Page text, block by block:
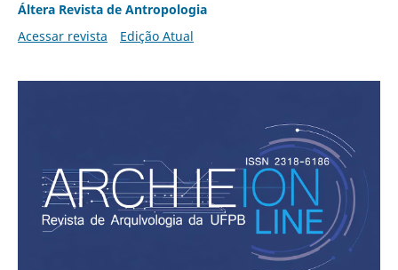
Áltera Revista de Antropologia
Acessar revista
Edição Atual